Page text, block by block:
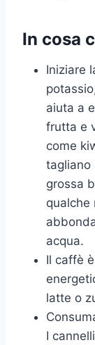
In cosa
Iniziare
aiuta a
frutta e
come
tagliano
grossa
qualche
acqua.
Il caffè
latte o
I